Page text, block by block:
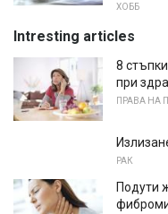
ХОББ
Intresting articles
8
при
ПРАВА НА
РАК
Подути